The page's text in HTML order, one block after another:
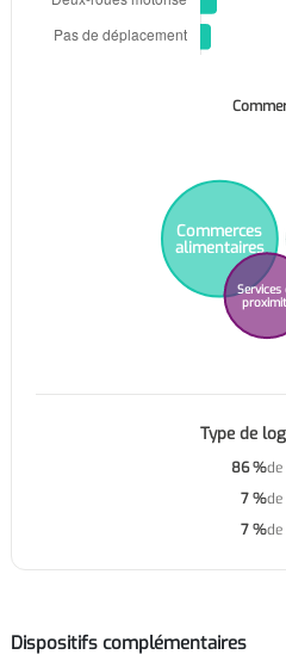
Commerces
alimentaires
Services
Type de
86 %
7 %de
7 %
Dispositifs complémentaires